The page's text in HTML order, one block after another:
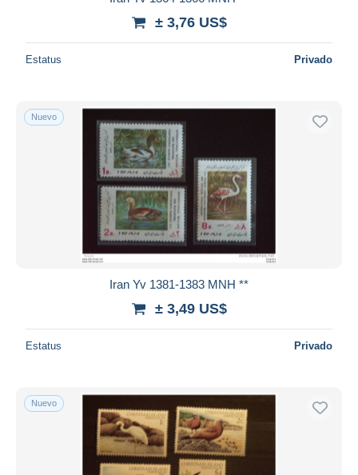
± 3,76 US$
Estatus Privado
Nuevo
Iran Yv 1381-1383 MNH **
± 3,49 US$
Estatus Privado
Nuevo